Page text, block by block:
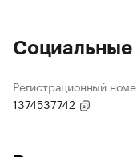
Регистрационный
1374537742